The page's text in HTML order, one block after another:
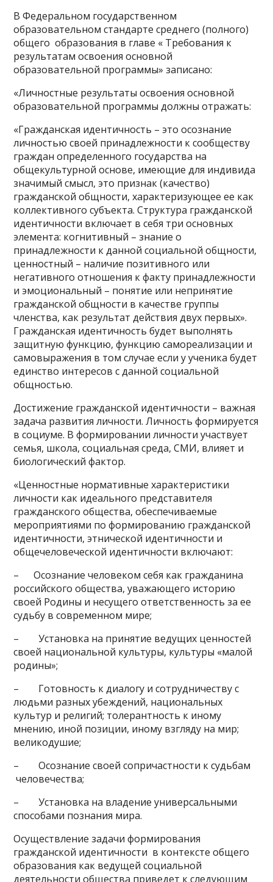
В Федеральном государственном
образовательном стандарте среднего (полного)
общего образования в главе « Требования к
результатам освоения основной
образовательной программы» записано:
«Личностные результаты освоения основной
образовательной программы должны отражать:
«Гражданская идентичность – это осознание
личностью своей принадлежности к сообществу
граждан определенного государства на
общекультурной основе, имеющие для индивида
значимый смысл, это признак (качество)
гражданской общности, характеризующее ее как
коллективного субъекта. Структура гражданской
идентичности включает в себя три основных
элемента: когнитивный – знание о
принадлежности к данной социальной общности,
ценностный – наличие позитивного или
негативного отношения к факту принадлежности
и эмоциональный – понятие или непринятие
гражданской общности в качестве группы
членства, как результат действия двух первых».
Гражданская идентичность будет выполнять
защитную функцию, функцию самореализации и
самовыражения в том случае если у ученика будет
единство интересов с данной социальной
общностью.
Достижение гражданской идентичности – важная
задача развития личности. Личность формируется
в социуме. В формировании личности участвует
семья, школа, социальная среда, СМИ, влияет и
биологический фактор.
«Ценностные нормативные характеристики
личности как идеального представителя
гражданского общества, обеспечиваемые
мероприятиями по формированию гражданской
идентичности, этнической идентичности и
общечеловеческой идентичности включают:
– Осознание человеком себя как гражданина
российского общества, уважающего историю
своей Родины и несущего ответственность за ее
судьбу в современном мире;
– Установка на принятие ведущих ценностей
своей национальной культуры, культуры «малой
родины»;
– Готовность к диалогу и сотрудничеству с
людьми разных убеждений, национальных
культур и религий; толерантность к иному
мнению, иной позиции, иному взгляду на мир;
великодушие;
– Осознание своей сопричастности к судьбам
человечества;
– Установка на владение универсальными
способами познания мира.
Осуществление задачи формирования
гражданской идентичности в контексте общего
образования как ведущей социальной
деятельности общества приведет к следующим